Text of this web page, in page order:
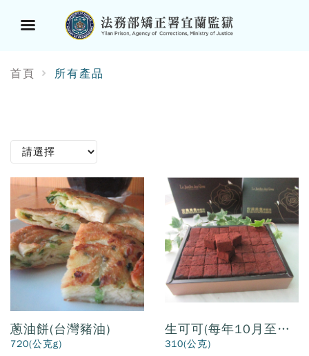
單
鈕
首頁 所有產品
蔥油餅(台灣豬油)
720(公克g)
生可可(每年10月至隔
年4月販售)
310(公克)